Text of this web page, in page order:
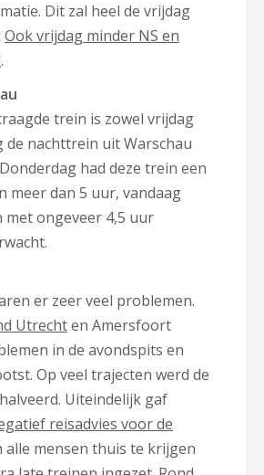
Dit zal heel de vrijdag
Ook vrijdag minder NS en
.
trein is zowel vrijdag
de nachttrein uit Warschau
had deze trein een
meer dan 5 uur, vandaag
ongeveer 4,5 uur
er zeer veel problemen.
Utrechten Amersfoort
in de avondspits en
Op veel trajecten werd de
Uiteindelijk gaf
reisadvies voor de
alle mensen thuis te krijgen